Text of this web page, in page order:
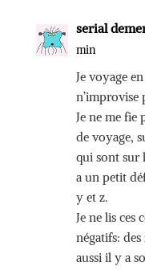
serial
min
Je voyage
n’improvise
Je ne me fie
de voyage,
qui sont sur
a un petit
y et z.
Je ne lis ces
négatifs: des
aussi il y a